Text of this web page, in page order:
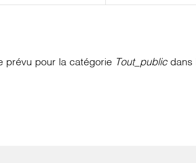
prévu pour la catégorie Tout_publicdans